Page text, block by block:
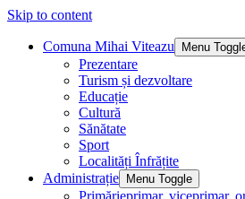
Skip to content
Comuna Mihai Viteazu Menu
Prezentare
Turism și dezvoltare
Educație
Cultură
Sănătate
Sport
Localități Înfrățite
Administrație
Menu Toggle
Primărieprimar, viceprimar,